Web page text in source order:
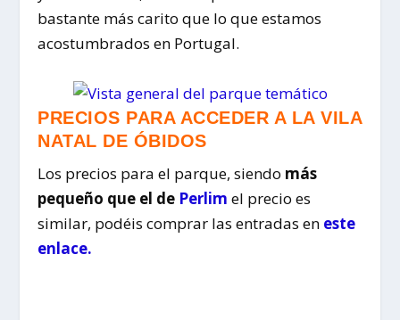
bastante más carito que lo que estamos
acostumbrados en Portugal.
PRECIOS PARA ACCEDER A LA VILA
NATAL DE ÓBIDOS
Los precios para el parque, siendo más
pequeño que el de Perlim el precio es
similar, podéis comprar las entradas en este
enlace.